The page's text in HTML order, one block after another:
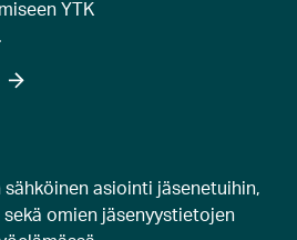
YTK
sähköinen asiointi jäsenetuihin,
omien jäsenyystietojen